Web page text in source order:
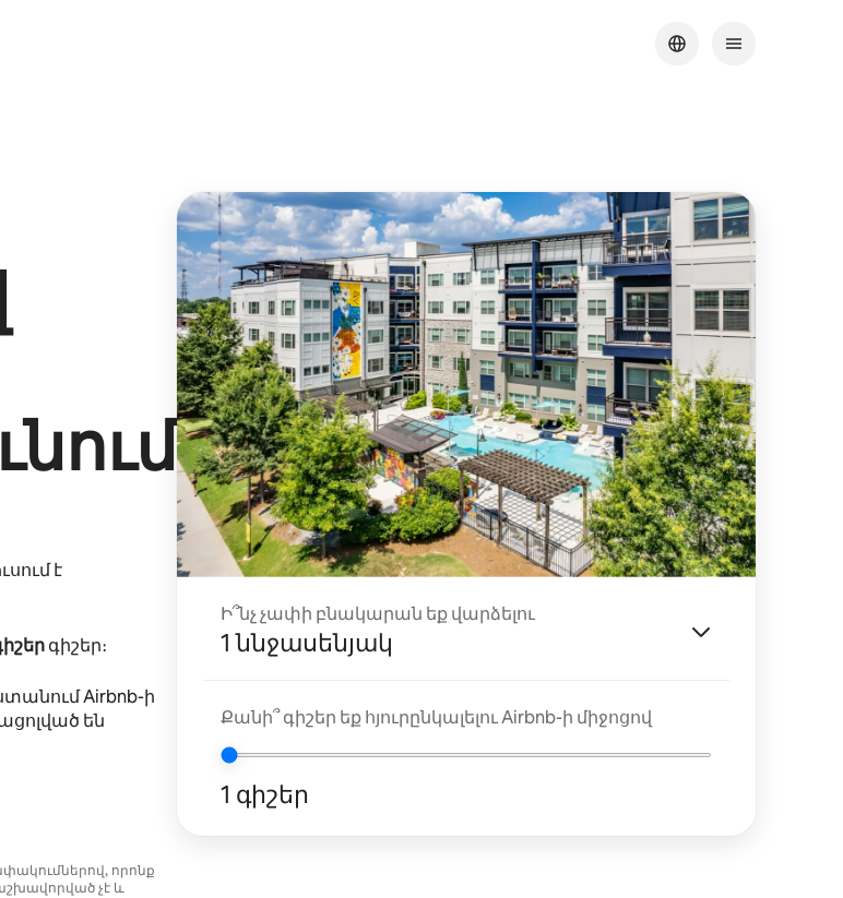
է
գիշեր։
Airbnb-ի
են
որոնք
չէ և
Ի՞նչ չափի բնակարան եք վարձելու
1 ննջասենյակ
Քանի՞ գիշեր եք հյուրընկալելու Airbnb-ի միջոցով
1 գիշեր